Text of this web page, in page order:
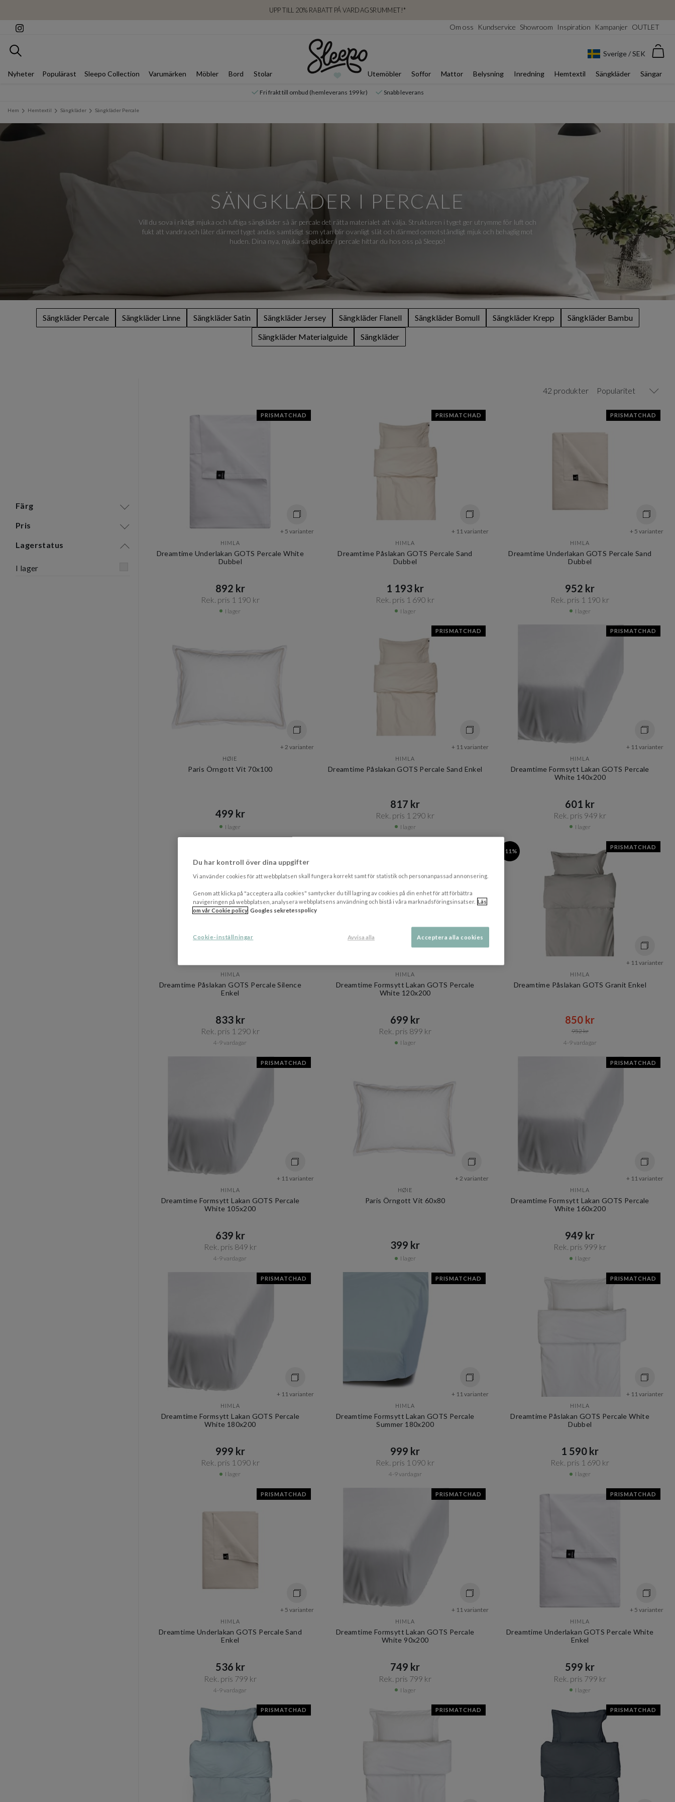
UPP TILL 20% RABATT PÅ VARDAGSRUMMET!*
Om oss Kundservice Showroom Inspiration Kampanjer OUTLET
Sök Sverige / SEK
Nyheter Populärast Sleepo Collection Varumärken Möbler Bord Stolar Utemöbler Soffor Mattor Belysning Inredning Hemtextil Sängkläder Sängar
Fri frakt till ombud (hemleverans 199 kr) Snabb leverans
Hem Hemtextil Sängkläder Sängkläder Percale
SÄNGKLÄDER I PERCALE
Vill du sova i riktigt mjuka och luftiga sängkläder så är percale det rätta materialet att välja. Strukturen i tyget ger utrymme för luft och
fukt att vandra och låter därmed tyget andas samtidigt som ytan blir ovanligt slät och därmed oemotståndligt mjuk och behaglig mot
huden. Dina nya, mjuka sängkläder i percale hittar du hos oss på Sleepo!
Sängkläder Percale Sängkläder Linne Sängkläder Satin Sängkläder Jersey Sängkläder Flanell Sängkläder Bomull Sängkläder Krepp
Sängkläder Bambu
Sängkläder Materialguide
Sängkläder
Färg
Pris
Lagerstatus
I lager
42 produkter Popularitet
PRISMATCHAD
+ 5 varianter
HIMLA
Dreamtime Underlakan GOTS Percale White
Dubbel
892 kr​​
Rek. pris 1 190 kr​​
I lager
PRISMATCHAD
+ 11 varianter
HIMLA
Dreamtime Påslakan GOTS Percale Sand
Dubbel
1 193 kr​​
Rek. pris 1 690 kr​​
I lager
PRISMATCHAD
+ 5 varianter
HIMLA
Dreamtime Underlakan GOTS Percale Sand
Dubbel
952 kr​​
Rek. pris 1 190 kr​​
I lager
+ 2 varianter
HØIE
Paris Örngott Vit 70x100
499 kr​​
I lager
PRISMATCHAD
+ 11 varianter
HIMLA
Dreamtime Påslakan GOTS Percale Sand Enkel
817 kr​​
Rek. pris 1 290 kr​​
I lager
PRISMATCHAD
+ 11 varianter
HIMLA
Dreamtime Formsytt Lakan GOTS Percale
White 140x200
601 kr​​
Rek. pris 949 kr​​
I lager
HIMLA
Dreamtime Påslakan GOTS Percale Silence
Enkel
833 kr​​
Rek. pris 1 290 kr​​
4-9 vardagar
HIMLA
Dreamtime Formsytt Lakan GOTS Percale
White 120x200
699 kr​​
Rek. pris 899 kr​​
I lager
-11%
PRISMATCHAD
+ 11 varianter
HIMLA
Dreamtime Påslakan GOTS Granit Enkel
850 kr​​
952 kr​​
4-9 vardagar
PRISMATCHAD
+ 11 varianter
HIMLA
Dreamtime Formsytt Lakan GOTS Percale
White 105x200
639 kr​​
Rek. pris 849 kr​​
4-9 vardagar
+ 2 varianter
HØIE
Paris Örngott Vit 60x80
399 kr​​
I lager
PRISMATCHAD
+ 11 varianter
HIMLA
Dreamtime Formsytt Lakan GOTS Percale
White 160x200
949 kr​​
Rek. pris 999 kr​​
I lager
PRISMATCHAD
+ 11 varianter
HIMLA
Dreamtime Formsytt Lakan GOTS Percale
White 180x200
999 kr​​
Rek. pris 1 090 kr​​
I lager
PRISMATCHAD
+ 11 varianter
HIMLA
Dreamtime Formsytt Lakan GOTS Percale
Summer 180x200
999 kr​​
Rek. pris 1 090 kr​​
4-9 vardagar
PRISMATCHAD
+ 11 varianter
HIMLA
Dreamtime Påslakan GOTS Percale White
Dubbel
1 590 kr​​
Rek. pris 1 690 kr​​
I lager
PRISMATCHAD
+ 5 varianter
HIMLA
Dreamtime Underlakan GOTS Percale Sand
Enkel
536 kr​​
Rek. pris 799 kr​​
4-9 vardagar
PRISMATCHAD
+ 11 varianter
HIMLA
Dreamtime Formsytt Lakan GOTS Percale
White 90x200
749 kr​​
Rek. pris 799 kr​​
I lager
PRISMATCHAD
+ 5 varianter
HIMLA
Dreamtime Underlakan GOTS Percale White
Enkel
599 kr​​
Rek. pris 799 kr​​
I lager
PRISMATCHAD PRISMATCHAD PRISMATCHAD
Du har kontroll över dina uppgifter
Vi använder cookies för att webbplatsen skall fungera korrekt samt för statistik och personanpassad annonsering.
Genom att klicka på "acceptera alla cookies" samtycker du till lagring av cookies på din enhet för att förbättra
navigeringen på webbplatsen, analysera webbplatsens användning och bistå i våra marknadsföringsinsatser. Läs
om vår Cookie policy Googles sekretesspolicy
Cookie-inställningar Avvisa alla Acceptera alla cookies